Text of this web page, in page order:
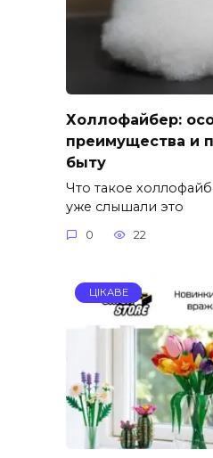
Холлофайбер:
преимущества и
быту
Что такое
уже слышали это
0 22
ЦІКАВЕ